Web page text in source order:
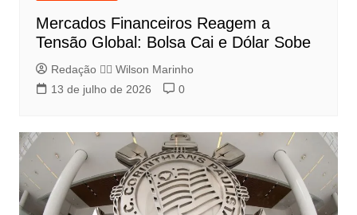
Mercados Financeiros Reagem a
Tensão Global: Bolsa Cai e Dólar Sobe
Redação 👨‍⚖️​ Wilson Marinho
13 de julho de 2026
0